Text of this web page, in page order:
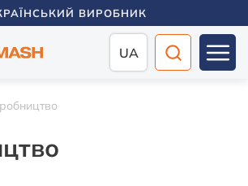
ВИРОБНИК
UA